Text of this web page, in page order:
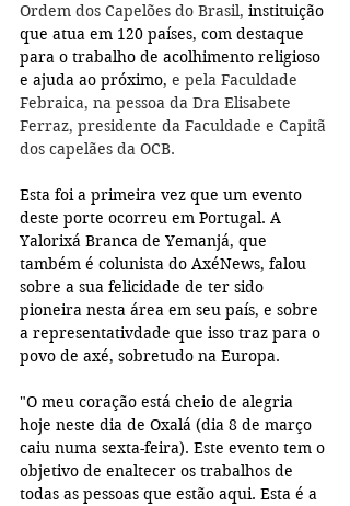
Ordem dos Capelões do Brasil, instituição
que atua em 120 países, com destaque
para o trabalho de acolhimento religioso
e ajuda ao próximo, e pela Faculdade
Febraica, na pessoa da Dra Elisabete
Ferraz, presidente da Faculdade e Capitã
dos capelães da OCB.
Esta foi a primeira vez que um evento
deste porte ocorreu em Portugal. A
Yalorixá Branca de Yemanjá, que
também é colunista do AxéNews, falou
sobre a sua felicidade de ter sido
pioneira nesta área em seu país, e sobre
a representativdade que isso traz para o
povo de axé, sobretudo na Europa.
"O meu coração está cheio de alegria
hoje neste dia de Oxalá (dia 8 de março
caiu numa sexta-feira). Este evento tem o
objetivo de enaltecer os trabalhos de
todas as pessoas que estão aqui. Esta é a